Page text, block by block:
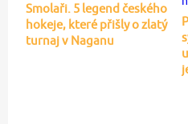
Smolaři. 5 legend českého
hokeje, které přišly o zlatý
turnaj v Naganu